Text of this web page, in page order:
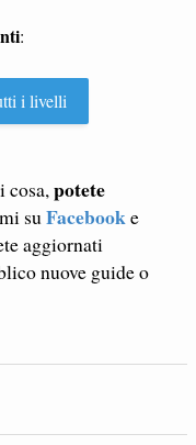
:
i livelli
cosa,potete
suFacebooke
aggiornati
nuove guide o